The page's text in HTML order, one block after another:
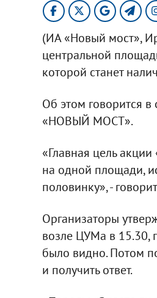
(ИА «Новый мост»,
центральной
которой станет
Об этом говорится в
«НОВЫЙ МОСТ».
«Главная цель
на одной площади,
половинку», -
Организаторы
возле ЦУМа в 15.30,
было видно. Потом
и получить ответ.